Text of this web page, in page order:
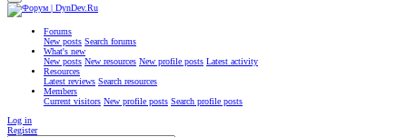
Forums
New posts Search forums
What's new
New posts New resources New profile posts Latest activity
Resources
Latest reviews Search resources
Members
Current visitors New profile posts Search profile posts
Log in
Register